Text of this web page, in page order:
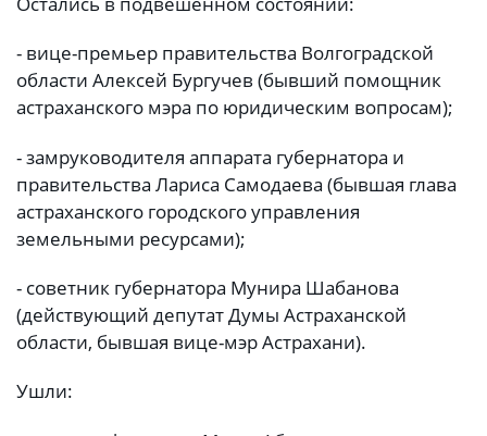
- вице-премьер правительства Волгоградской
области Алексей Бургучев (бывший помощник
астраханского мэра по юридическим вопросам);
- замруководителя аппарата губернатора и
правительства Лариса Самодаева (бывшая глава
астраханского городского управления
земельными ресурсами);
- советник губернатора Мунира Шабанова
(действующий депутат Думы Астраханской
области, бывшая вице-мэр Астрахани).
Ушли: